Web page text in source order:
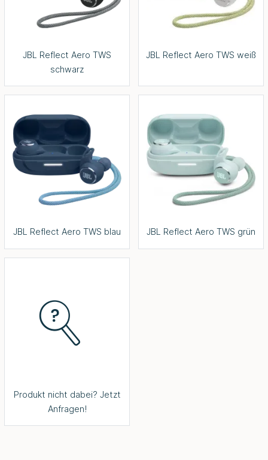
JBL Reflect Aero TWS
schwarz
JBL Reflect Aero TWS weiß
JBL Reflect Aero TWS blau JBL Reflect Aero TWS grün
Produkt nicht dabei? Jetzt
Anfragen!